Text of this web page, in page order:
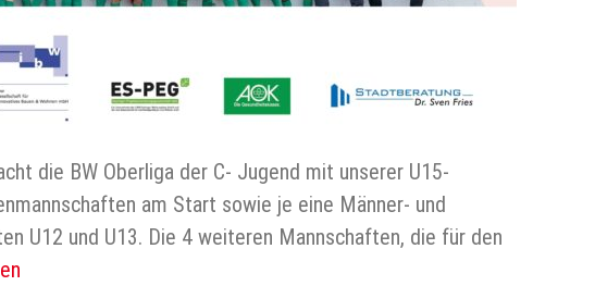
die BW Oberliga der C- Jugend mit unserer U15-
am Start sowie je eine Männer- und
U12 und U13. Die 4 weiteren Mannschaften, die für den